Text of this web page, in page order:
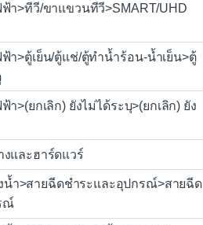
ฟ้า>ทีวี/ขาแขวนทีวี>SMART/UHD
ฟ้า>ตู้เย็น/ตู้แช่/ตู้ทำน้ำร้อน-น้ำเย็น>ตู้
า>(ยกเลิก) ยังไม่ได้ระบุ>(ยกเลิก) ยัง
งและฮาร์ดแวร์
ำ>สายฉีดชำระและอุปกรณ์>สายฉีด
ณ์